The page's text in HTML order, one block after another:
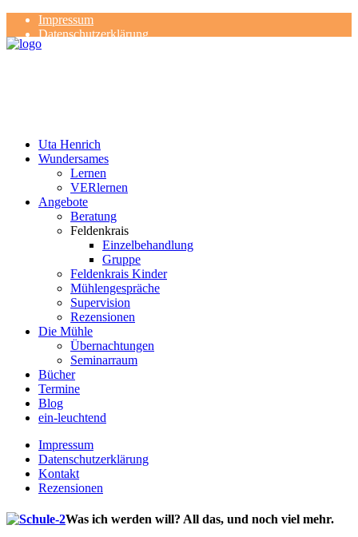
Impressum
Datenschutzerklärung
Kontakt
Uta Henrich
Wundersames
Lernen
VERlernen
Angebote
Beratung
Feldenkrais
Einzelbehandlung
Gruppe
Feldenkrais Kinder
Mühlengespräche
Supervision
Rezensionen
Die Mühle
Übernachtungen
Seminarraum
Bücher
Termine
Blog
ein-leuchtend
Impressum
Datenschutzerklärung
Kontakt
Rezensionen
Was ich werden will? All das, und noch viel mehr.